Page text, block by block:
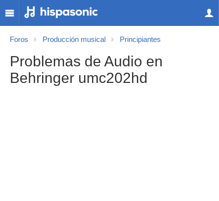
Foros Producción musical Principiantes
Problemas de Audio en
Behringer umc202hd